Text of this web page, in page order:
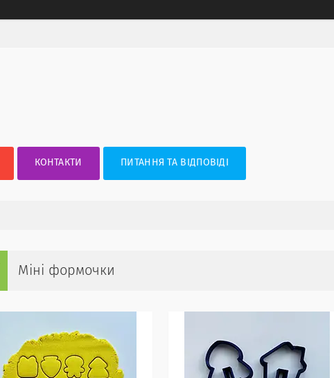
КОНТАКТИ ПИТАННЯ ТА ВІДПОВІДІ
Міні формочки